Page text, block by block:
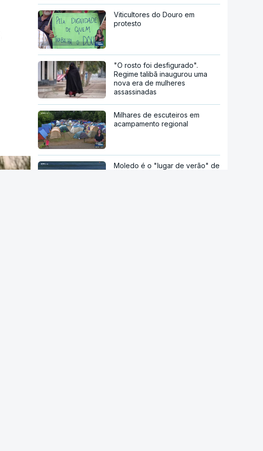
Viticultores do Douro em
protesto
"O rosto foi desfigurado".
Regime talibã inaugurou uma
nova era de mulheres
assassinadas
Milhares de escuteiros em
acampamento regional
Moledo é o "lugar de verão" de